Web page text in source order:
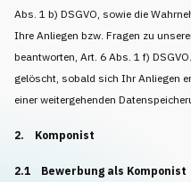
Abs. 1 b) DSGVO, sowie die
Ihre Anliegen bzw. Fragen zu
beantworten, Art. 6 Abs. 1 f)
gelöscht, sobald sich Ihr Anliegen
einer weitergehenden
2. Komponist
2.1 Bewerbung als Komponist